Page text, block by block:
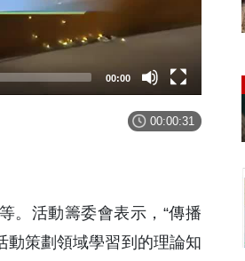
00:00
00:00:31
。活動籌委會表示，“傳播
動策劃領域學習到的理論知